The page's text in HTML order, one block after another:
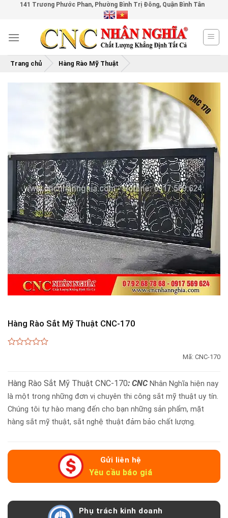
content
141 Trương Phước Phan, Phường Bình Trị Đông, Quận Bình Tân
Trang chủ Hàng Rào Mỹ Thuật
Hàng Rào Sắt Mỹ Thuật CNC-170
5
Mã:CNC-170
Hàng Rào Sắt Mỹ Thuật CNC-170: CNC Nhân Nghĩa hiện nay
là một trong những đơn vị chuyên thi công sắt mỹ thuật uy tín.
Chúng tôi tự hào mang đến cho bạn những sản phẩm, mặt
hàng sắt mỹ thuật, sắt nghệ thuật đảm bảo chất lượng.
Gửi liên hệ
Yêu cầu báo giá
Phụ trách kinh doanh